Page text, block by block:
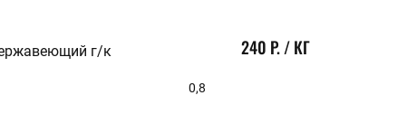
г/к
0,8
240 Р. / КГ
260